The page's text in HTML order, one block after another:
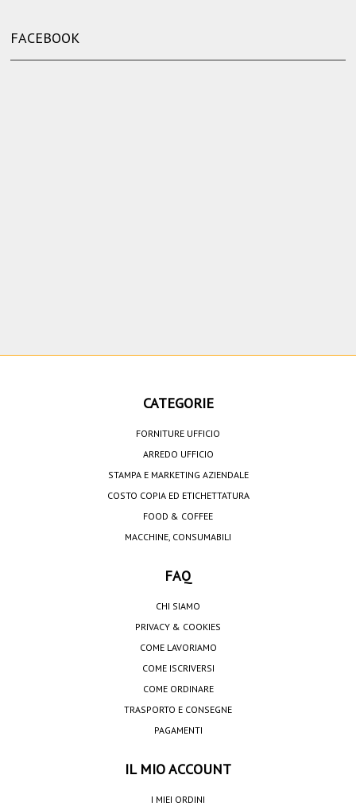
FACEBOOK
CATEGORIE
FORNITURE UFFICIO
ARREDO UFFICIO
STAMPA E MARKETING AZIENDALE
COSTO COPIA ED ETICHETTATURA
FOOD & COFFEE
MACCHINE, CONSUMABILI
FAQ
CHI SIAMO
PRIVACY & COOKIES
COME LAVORIAMO
COME ISCRIVERSI
COME ORDINARE
TRASPORTO E CONSEGNE
PAGAMENTI
IL MIO ACCOUNT
I MIEI ORDINI